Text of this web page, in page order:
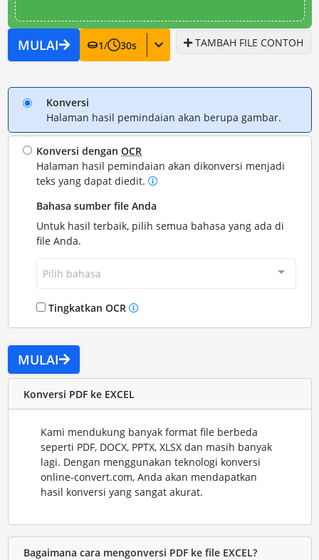
MULAI 1/ 30s TAMBAH FILE CONTOH
Konversi
Halaman hasil pemindaian akan berupa gambar.
Konversi denganOCR
Halaman hasil pemindaian akan dikonversi menjadi
teks yang dapat diedit.
Bahasa sumber file Anda
Untuk hasil terbaik, pilih semua bahasa yang ada di
file Anda.
Pilih bahasa
Tingkatkan OCR
MULAI
Konversi PDF ke EXCEL
Kami mendukung banyak format file berbeda
seperti PDF, DOCX, PPTX, XLSX dan masih banyak
lagi. Dengan menggunakan teknologi konversi
online-convert.com, Anda akan mendapatkan
hasil konversi yang sangat akurat.
Bagaimana cara mengonversi PDF ke file EXCEL?